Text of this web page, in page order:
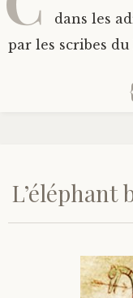
dans les
par les scribes
L’éléphant